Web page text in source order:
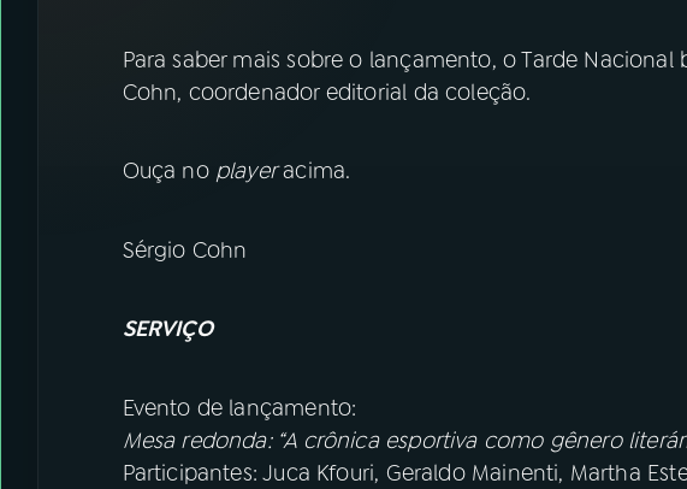
Para saber mais sobre o lançamento, o Tarde
Cohn, coordenador editorial da coleção.
Ouça no playeracima.
Sérgio Cohn
SERVIÇO
Evento de lançamento:
Mesa redonda: “A crônica esportiva como gênero
Participantes: Juca Kfouri, Geraldo Mainenti, Martha